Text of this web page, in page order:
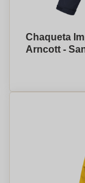
Chaqueta
Arncott -